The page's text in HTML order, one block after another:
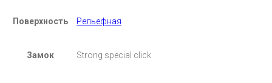
Поверхность Рельефная
Замок Strong special click